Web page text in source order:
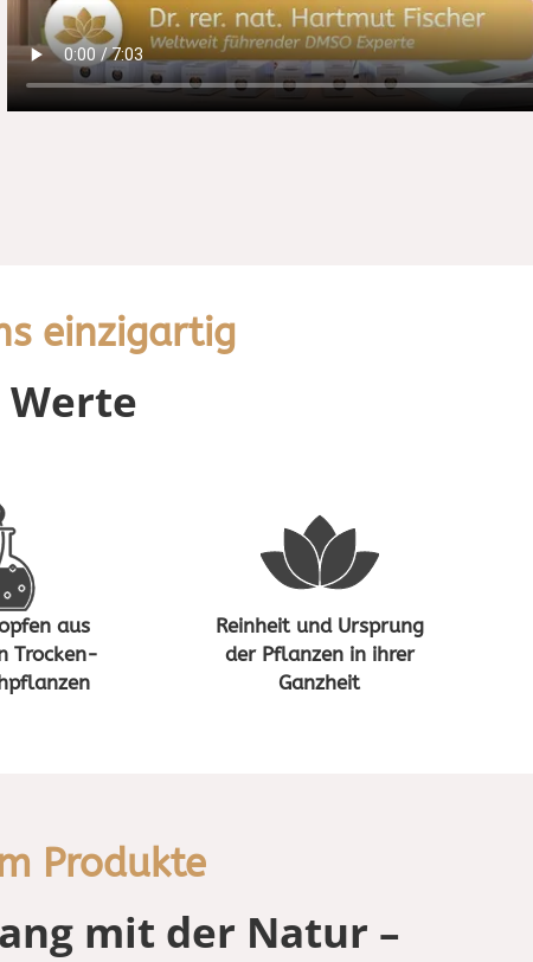
einzigartig
Werte
aus
Trocken-
Reinheit und Ursprung
der Pflanzen in ihrer
Ganzheit
Produkte
mit der Natur –